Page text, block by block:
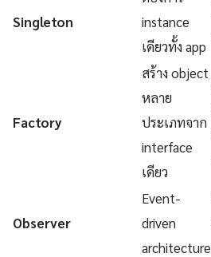
Singleton
instance
เดียวทั้ง app
Factory
สร้าง object
หลาย
ประเภทจาก
interface
เดียว
Observer
Event-
driven
architecture